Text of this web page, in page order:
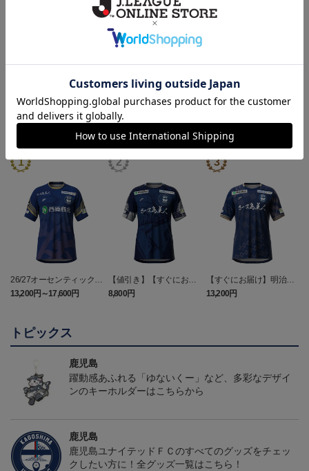
ランキング
26/27オーセンティックユ
ニフォーム（FP1st）
13,200円～17,600円
【値引き】【すぐにお届
け】2025オーセンティッ
クユニフォーム FP1st
8,800円
【すぐにお届け】明治安
田J2・J3百年構想リーグ
オーセンティックユニフ
13,200円
トピックス
鹿児島
躍動感あふれる「ゆないくー」など、多彩なデザイ
ンのキーホルダーはこちらから
鹿児島
鹿児島ユナイテッドＦＣのすべてのグッズをチェッ
クしたい方に！全グッズ一覧はこちら！